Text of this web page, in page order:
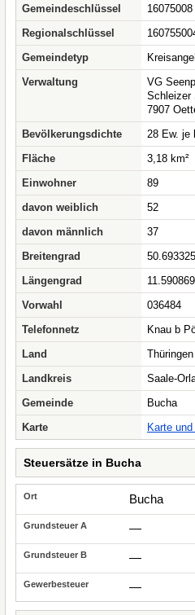
Gemeindeschlüssel
16075008
Regionalschlüssel
Gemeindetyp
Verwaltung
VG
Schleizer
7907
Bevölkerungsdichte
28 Ew. je
Fläche
3,18 km²
Einwohner
89
davon weiblich
52
davon männlich
37
Breitengrad
50.693325
Längengrad
11.590869
Vorwahl
036484
Telefonnetz
Knau b
Land
Thüringen
Landkreis
Saale-
Gemeinde
Bucha
Karte
Karte
Steuersätze in Bucha
Bucha
—
—
—